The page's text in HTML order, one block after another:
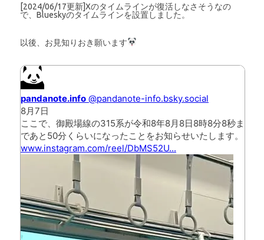
[2024/06/17更新]Xのタイムラインが復活しなさそうなの
で、Blueskyのタイムラインを設置しました。
以後、お見知りおき願います